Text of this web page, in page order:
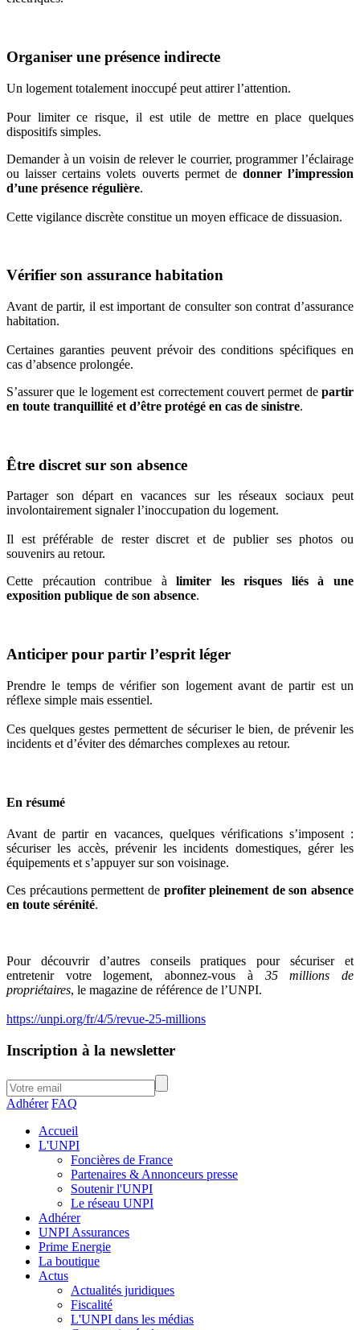
Organiser une présence indirecte
Un logement totalement inoccupé peut attirer l’attention.
Pour limiter ce risque, il est utile de mettre en place quelques
dispositifs simples.
Demander à un voisin de relever le courrier, programmer l’éclairage
ou laisser certains volets ouverts permet de donner l’impression
d’une présence régulière.
Cette vigilance discrète constitue un moyen efficace de dissuasion.
Vérifier son assurance habitation
Avant de partir, il est important de consulter son contrat d’assurance
habitation.
Certaines garanties peuvent prévoir des conditions spécifiques en
cas d’absence prolongée.
S’assurer que le logement est correctement couvert permet de partir
en toute tranquillité et d’être protégé en cas de sinistre.
Être discret sur son absence
Partager son départ en vacances sur les réseaux sociaux peut
involontairement signaler l’inoccupation du logement.
Il est préférable de rester discret et de publier ses photos ou
souvenirs au retour.
Cette précaution contribue àlimiter les risques liés à une
exposition publique de son absence.
Anticiper pour partir l’esprit léger
Prendre le temps de vérifier son logement avant de partir est un
réflexe simple mais essentiel.
Ces quelques gestes permettent de sécuriser le bien, de prévenir les
incidents et d’éviter des démarches complexes au retour.
En résumé
Avant de partir en vacances, quelques vérifications s’imposent :
sécuriser les accès, prévenir les incidents domestiques, gérer les
équipements et s’appuyer sur son voisinage.
Ces précautions permettent de profiter pleinement de son absence
en toute sérénité.
Pour découvrir d’autres conseils pratiques pour sécuriser et
entretenir votre logement, abonnez-vous à 35 millions de
propriétaires, le magazine de référence de l’UNPI.
https://unpi.org/fr/4/5/revue-25-millions
Inscription à la newsletter
Adhérer FAQ
Accueil
L'UNPI
Foncières de France
Partenaires & Annonceurs presse
Soutenir l'UNPI
Le réseau UNPI
Adhérer
UNPI Assurances
Prime Energie
La boutique
Actus
Actualités juridiques
Fiscalité
L'UNPI dans les médias